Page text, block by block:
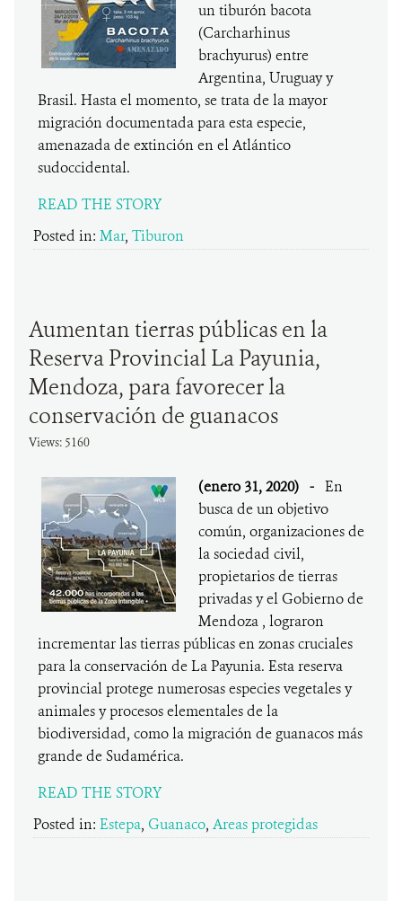
un tiburón bacota
(Carcharhinus
brachyurus) entre
Argentina, Uruguay y
Brasil. Hasta el momento, se trata de la mayor
migración documentada para esta especie,
amenazada de extinción en el Atlántico
sudoccidental.
READ THE STORY
Posted in: Mar, Tiburon
Aumentan tierras públicas en la
Reserva Provincial La Payunia,
Mendoza, para favorecer la
conservación de guanacos
Views: 5160
(enero 31, 2020) - En
busca de un objetivo
común, organizaciones de
la sociedad civil,
propietarios de tierras
privadas y el Gobierno de
Mendoza , lograron
incrementar las tierras públicas en zonas cruciales
para la conservación de La Payunia. Esta reserva
provincial protege numerosas especies vegetales y
animales y procesos elementales de la
biodiversidad, como la migración de guanacos más
grande de Sudamérica.
READ THE STORY
Posted in: Estepa, Guanaco, Areas protegidas